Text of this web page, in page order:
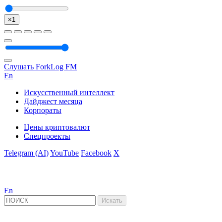
×1
Слушать ForkLog FM
En
Искусственный интеллект
Дайджест месяца
Корпораты
Цены криптовалют
Спецпроекты
Telegram (AI)YouTube Facebook X
En